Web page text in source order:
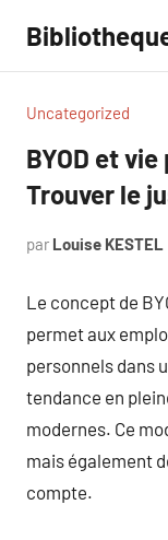
contenu
Uncategorized
BYOD et
Trouver le
par Louise KESTEL
Le concept de
permet aux
personnels dans
tendance en
modernes. Ce
mais également
compte.